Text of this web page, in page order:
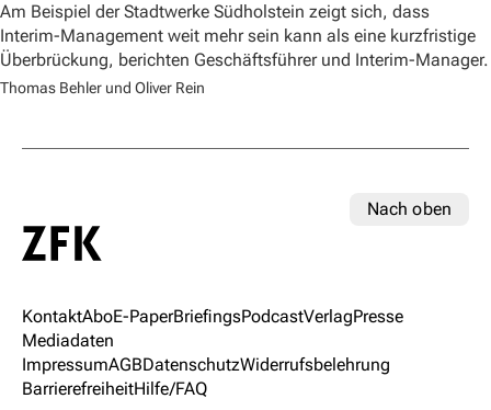
Am Beispiel der Stadtwerke Südholstein zeigt sich, dass
Interim-Management weit mehr sein kann als eine kurzfristige
Überbrückung, berichten Geschäftsführer und Interim-Manager.
Thomas Behler und Oliver Rein
Nach oben
KontaktAboE-PaperBriefingsPodcastVerlagPresse
Mediadaten
ImpressumAGBDatenschutzWiderrufsbelehrung
BarrierefreiheitHilfe/FAQ